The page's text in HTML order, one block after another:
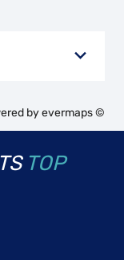
byevermaps ©
TOP